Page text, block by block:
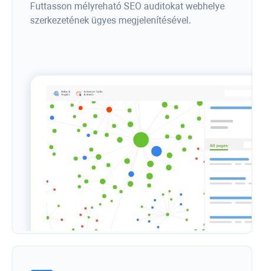
Futtasson mélyreható SEO auditokat webhelye
szerkezetének ügyes megjelenítésével.